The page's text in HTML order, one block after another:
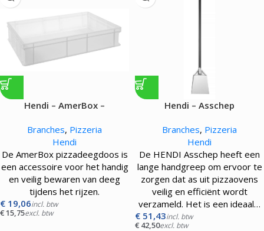
Hendi – AmerBox –
24L
Branches, Pizzeria
Hendi
De AmerBox pizzadeegdoos is
een accessoire voor het handig
en veilig bewaren van deeg
tijdens het rijzen.
€ 19,06incl. btw
€15,75excl. btw
Hendi – Asschep
Branches, Pizzeria
Hendi
De HENDI Asschep heeft een
lange handgreep om ervoor te
zorgen dat as uit pizzaovens
veilig en efficiënt wordt
verzameld. Het is een ideaal…
€ 51,43incl. btw
€ 42,50excl. btw